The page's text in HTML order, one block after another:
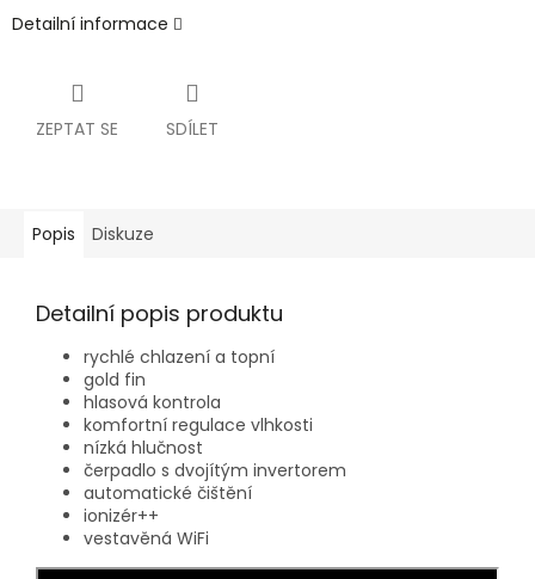
Detailní informace
ZEPTAT SE SDÍLET
Popis Diskuze
Detailní popis produktu
rychlé chlazení a topní
gold fin
hlasová kontrola
komfortní regulace vlhkosti
nízká hlučnost
čerpadlo s dvojítým invertorem
automatické čištění
ionizér++
vestavěná WiFi